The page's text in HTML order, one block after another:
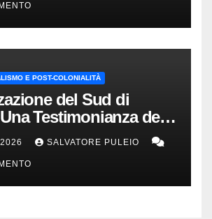
E POST-COLONIALITÀ
del Sud di
Testimonianza del
SALVATORE PULEIO